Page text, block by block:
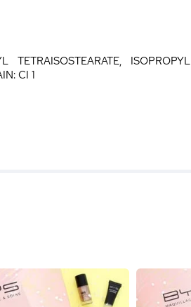
TETRAISOSTEARATE, ISOPROPYL
CI 1